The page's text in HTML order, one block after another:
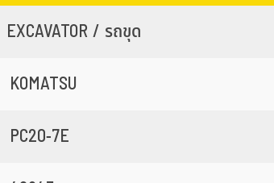
EXCAVATOR / รถขุด
KOMATSU
PC20-7E